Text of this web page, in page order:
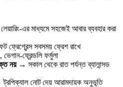
এর মাধ্যমে সহজেই আবার ব্যবহার করা
সবসময় ফ্রেশ রাখে
ফ্রেন্ডলি ফর্মুলা
নয়→ সকাল থেকে রাত পর্যন্ত ব্যালান্সড
নোট দেয় আরামদায়ক অনুভূতি